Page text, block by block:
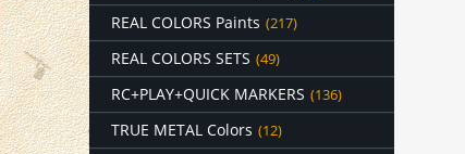
REAL COLORS Paints (217)
REAL COLORS SETS (49)
RC+PLAY+QUICK MARKERS (136)
TRUE METAL Colors (12)